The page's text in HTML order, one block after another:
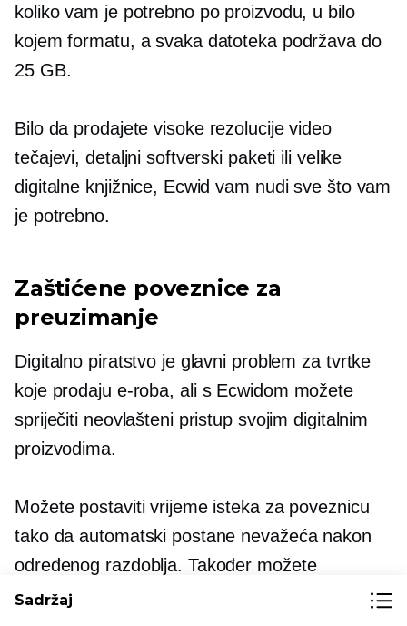
koliko vam je potrebno po proizvodu, u bilo
kojem formatu, a svaka datoteka podržava do
25 GB.
Bilo da prodajetevisoke rezolucijevideo
tečajevi, detaljni softverski paketi ili velike
digitalne knjižnice, Ecwid vam nudi sve što vam
je potrebno.
Zaštićene poveznice za
preuzimanje
Digitalno piratstvo je glavni problem za tvrtke
koje prodaju e-roba, ali s Ecwidom možete
spriječiti neovlašteni pristup svojim digitalnim
proizvodima.
Možete postaviti vrijeme isteka za poveznicu
tako da automatski postane nevažeća nakon
određenog razdoblja. Također možete
ograničiti koliko se puta poveznica može
Sadržaj